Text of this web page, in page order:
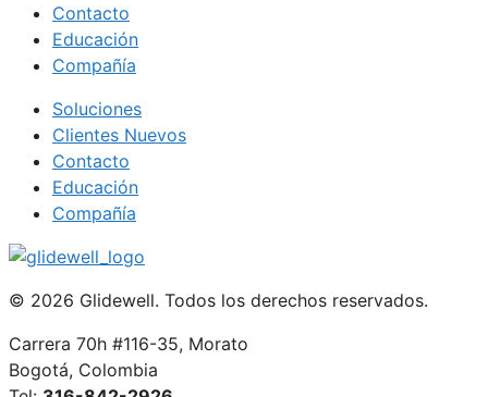
Contacto
Educación
Compañía
Soluciones
Clientes Nuevos
Contacto
Educación
Compañía
© 2026 Glidewell. Todos los derechos reservados.
Carrera 70h #116-35, Morato
Bogotá, Colombia